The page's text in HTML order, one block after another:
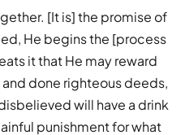
[It is] the promise of
He begins the [process
it that He may reward
done righteous deeds,
will have a drink
punishment for what